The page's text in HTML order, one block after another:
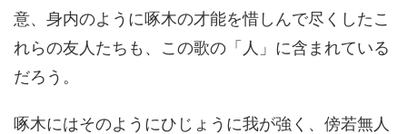
意、身内のように啄木の才能を惜しんで尽くしたこ
れらの友人たちも、この歌の「人」に含まれている
だろう。
啄木にはそのようにひじょうに我が強く、傍若無人